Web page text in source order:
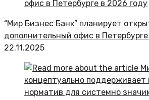
“Мир Бизнес Банк” планирует
дополнительный офис в
22.11.2025